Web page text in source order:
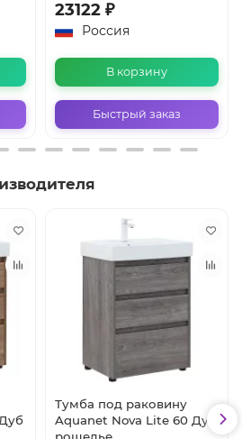
23122 ₽
Россия
В корзину
Быстрый заказ
Тумба под раковину
Aquanet Nova Lite 60 Дуб
рошелье